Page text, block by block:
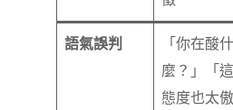
語氣誤判
「你在酸什
麼？」「這
態度也太傲